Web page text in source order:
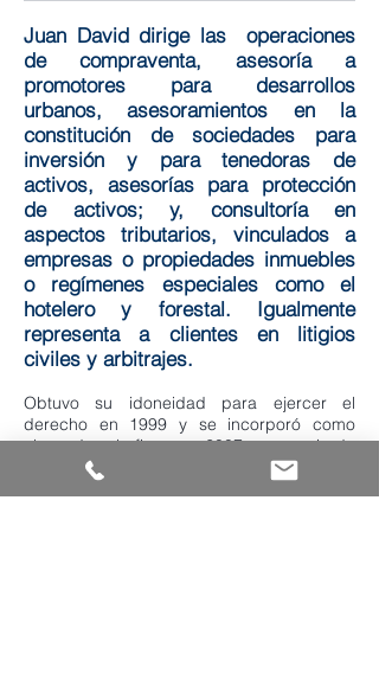
Juan David dirige las operaciones
de compraventa, asesoría a
promotores para desarrollos
urbanos, asesoramientos en la
constitución de sociedades para
inversión y para tenedoras de
activos, asesorías para protección
de activos; y, consultoría en
aspectos tributarios, vinculados a
empresas o propiedades inmuebles
o regímenes especiales como el
hotelero y forestal. Igualmente
representa a clientes en litigios
civiles y arbitrajes.
Obtuvo su idoneidad para ejercer el
derecho en 1999 y se incorporó como
abogado a la firma en 2007 y es socio de
la misma desde 2012.